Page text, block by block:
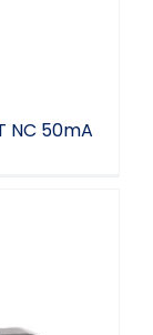
NC 50mA